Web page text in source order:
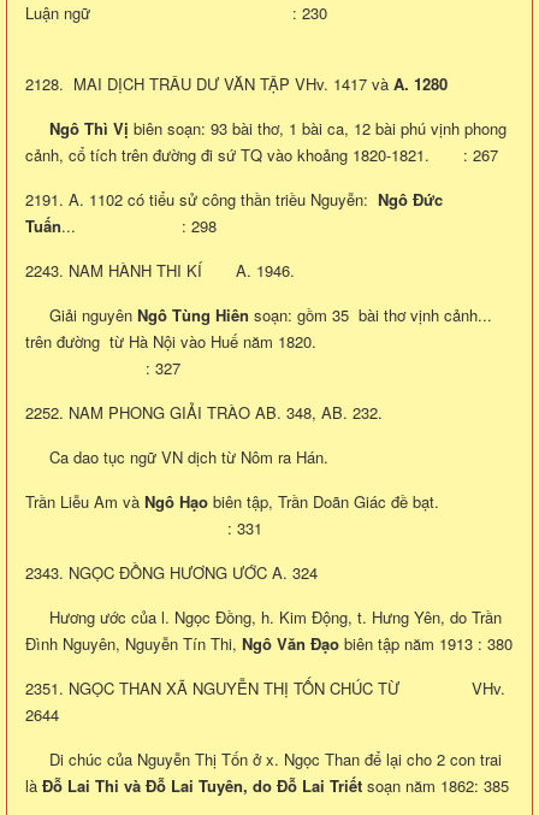
Luận ngữ : 230
2128. MAI DỊCH TRÂU DƯ VĂN TẬP VHv. 1417 và A. 1280
Ngô Thì Vị biên soạn: 93 bài thơ, 1 bài ca, 12 bài phú vịnh phong
cảnh, cổ tích trên đường đi sứ TQ vào khoảng 1820-1821. : 267
2191. A. 1102 có tiểu sử công thần triều Nguyễn: Ngô Đức
Tuấn... : 298
2243. NAM HÀNH THI KÍ A. 1946.
Giải nguyên Ngô Tùng Hiên soạn: gồm 35 bài thơ vịnh cảnh...
trên đường từ Hà Nội vào Huế năm 1820.
: 327
2252. NAM PHONG GIẢI TRÀO AB. 348, AB. 232.
Ca dao tục ngữ VN dịch từ Nôm ra Hán.
Trần Liễu Am và Ngô Hạo biên tập, Trần Doãn Giác đề bạt.
: 331
2343. NGỌC ĐỒNG HƯƠNG ƯỚC A. 324
Hương ước của l. Ngọc Đồng, h. Kim Động, t. Hưng Yên, do Trần
Đình Nguyên, Nguyễn Tín Thi, Ngô Văn Đạo biên tập năm 1913 : 380
2351. NGỌC THAN XÃ NGUYỄN THỊ TỐN CHÚC TỪ VHv.
2644
Di chúc của Nguyễn Thị Tốn ở x. Ngọc Than để lại cho 2 con trai
là Đỗ Lai Thi và Đỗ Lai Tuyên, do Đỗ Lai Triết soạn năm 1862: 385